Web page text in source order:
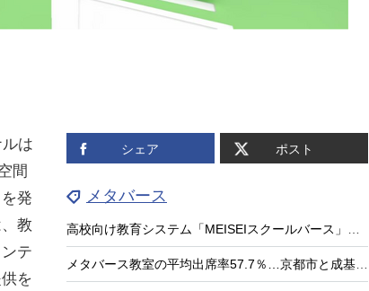
シェア ポスト
メタバース
高校向け教育システム「MEISEIスクールバース」提供開始へ
メタバース教室の平均出席率57.7％…京都市と成基が報告
は
間
発
教
テ
を